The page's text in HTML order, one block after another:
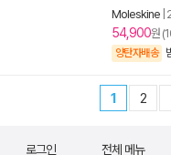
Moleskine
54,900원
양탄자배송
1 2
로그인 전체 메뉴